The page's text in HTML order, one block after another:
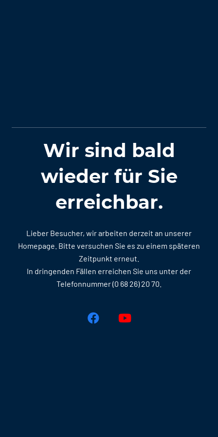
Wir sind bald
wieder für Sie
erreichbar.
Lieber Besucher, wir arbeiten derzeit an unserer
Homepage. Bitte versuchen Sie es zu einem späteren
Zeitpunkt erneut.
In dringenden Fällen erreichen Sie uns unter der
Telefonnummer (0 68 26) 20 70.